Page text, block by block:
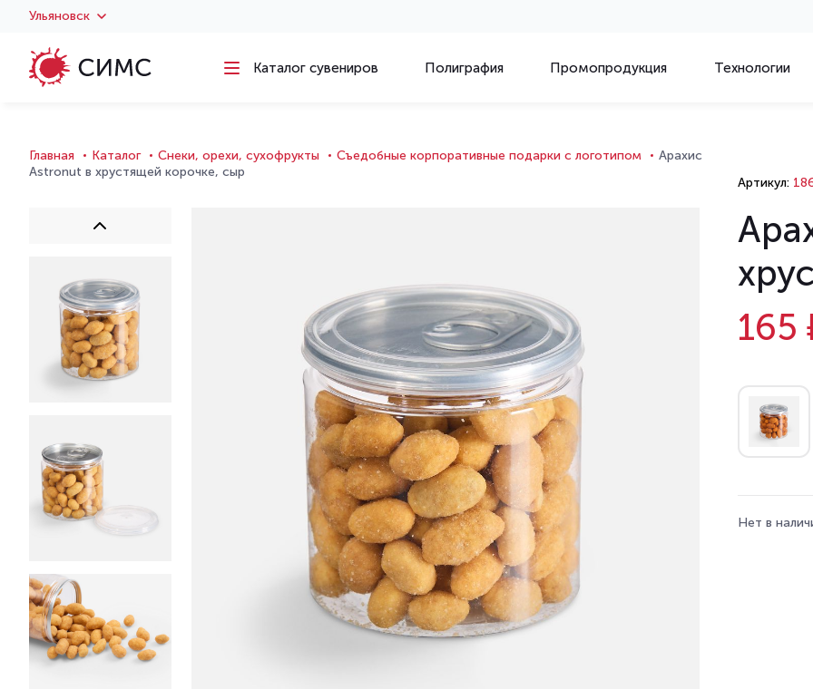
Ульяновск
Каталог сувениров Полиграфия Промопродукция Технологии
Главная Каталог Снеки, орехи, сухофрукты Съедобные корпоративные подарки с логотипом
Арахис
Astronut в хрустящей корочке, сыр
Артикул:
165
Нет в